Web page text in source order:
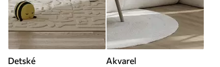
Detské Akvarel